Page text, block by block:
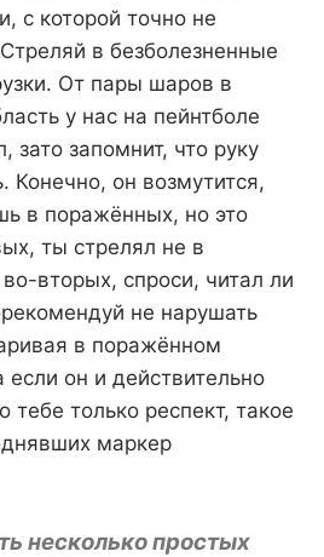
с которой точно не
в безболезненные
От пары шаров в
у нас на пейнтболе
зато запомнит, что руку
Конечно, он возмутится,
в поражённых, но это
ты стрелял не в
вторых, спроси, читал ли
не нарушать
в поражённом
если он и действительно
только респект, такое
маркер
несколько простых